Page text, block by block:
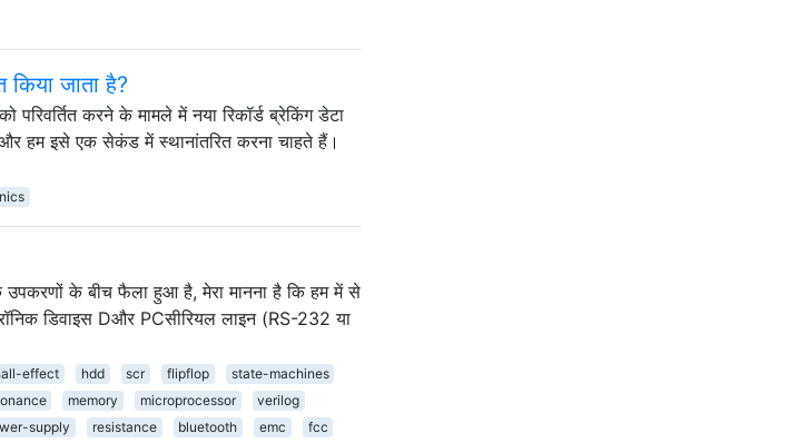
जाता है?
करने के मामले में नया रिकॉर्ड ब्रेकिंग डेटा
हम इसे एक सेकंड में स्थानांतरित करना चाहते हैं।
के बीच फैला हुआ है, मेरा मानना ​​है कि हम में से
डिवाइस Dऔर PCसीरियल लाइन (RS-232 या
effect hdd scr flipflop
state-machines
memory microprocessor
verilog
supply resistance bluetooth emc
fcc